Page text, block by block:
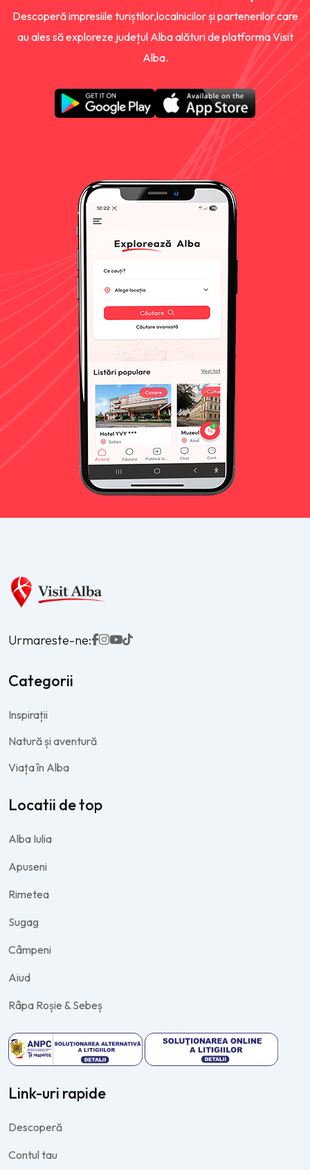
Descoperă impresiile turiștilor,localnicilor și partenerilor care
au ales să exploreze județul Alba alături de platforma Visit
Alba.
Urmareste-ne:
Categorii
Inspirații
Natură și aventură
Viața în Alba
Locatii de top
Alba Iulia
Apuseni
Rimetea
Sugag
Câmpeni
Aiud
Râpa Roșie & Sebeș
Link-uri rapide
Descoperă
Contul tau